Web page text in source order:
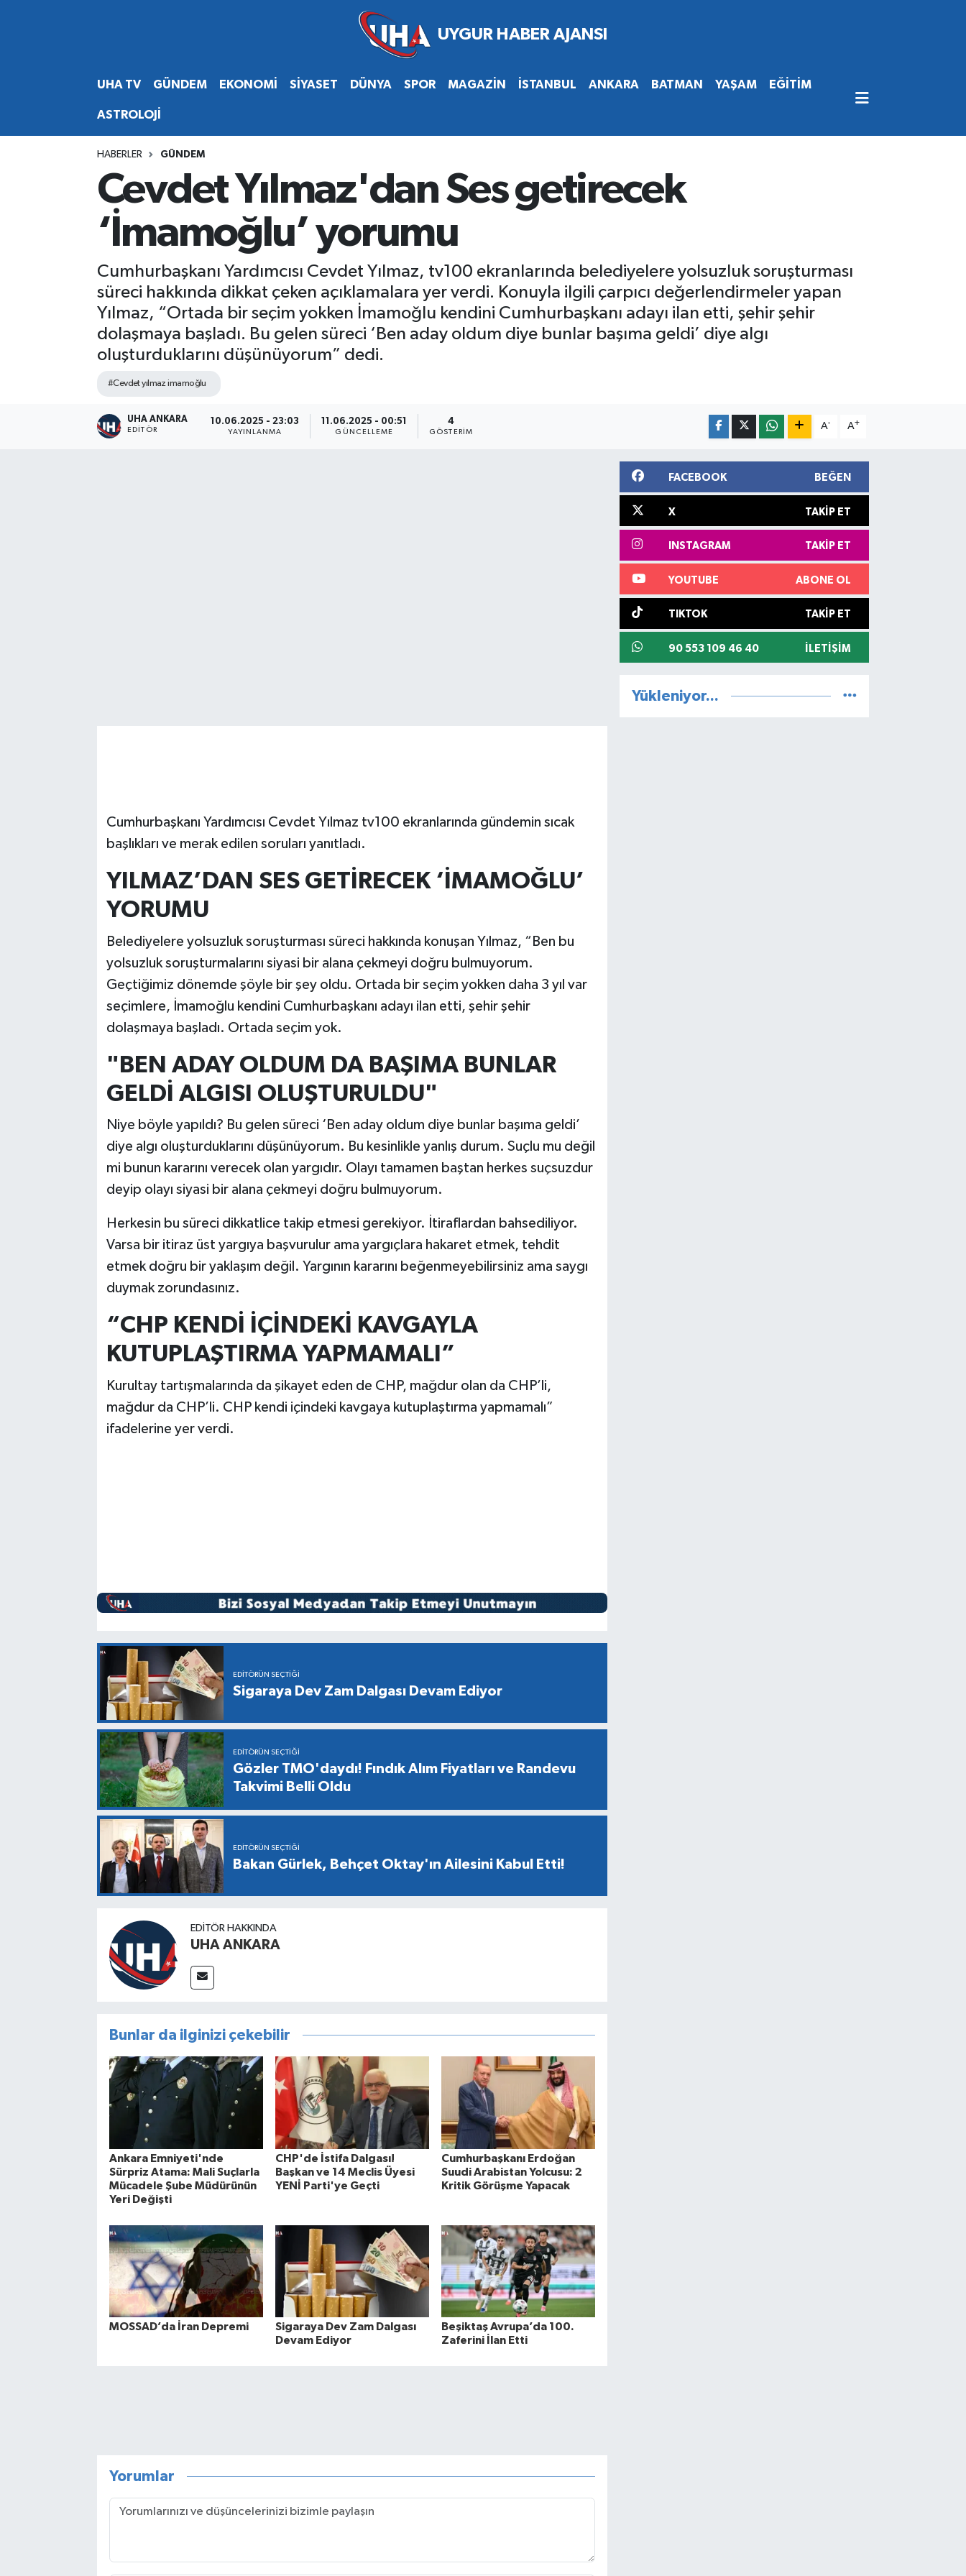
UHA TV GÜNDEM EKONOMİ SİYASET DÜNYA SPOR MAGAZİN İSTANBUL ANKARA BATMAN YAŞAM EĞİTİM
ASTROLOJİ
HABERLER GÜNDEM
Cevdet Yılmaz'dan Ses getirecek
‘İmamoğlu’ yorumu
Cumhurbaşkanı Yardımcısı Cevdet Yılmaz, tv100 ekranlarında belediyelere yolsuzluk soruşturması
süreci hakkında dikkat çeken açıklamalara yer verdi. Konuyla ilgili çarpıcı değerlendirmeler yapan
Yılmaz, “Ortada bir seçim yokken İmamoğlu kendini Cumhurbaşkanı adayı ilan etti, şehir şehir
dolaşmaya başladı. Bu gelen süreci ‘Ben aday oldum diye bunlar başıma geldi’ diye algı
oluşturduklarını düşünüyorum” dedi.
#Cevdet yılmaz imamoğlu
UHA ANKARA
EDITÖR
10.06.2025 - 23:03
YAYINLANMA
11.06.2025 - 00:51
GÜNCELLEME
4
GÖSTERIM
A- A+
Cumhurbaşkanı Yardımcısı Cevdet Yılmaz tv100 ekranlarında gündemin sıcak
başlıkları ve merak edilen soruları yanıtladı.
YILMAZ’DAN SES GETİRECEK ‘İMAMOĞLU’
YORUMU
Belediyelere yolsuzluk soruşturması süreci hakkında konuşan Yılmaz, “Ben bu
yolsuzluk soruşturmalarını siyasi bir alana çekmeyi doğru bulmuyorum.
Geçtiğimiz dönemde şöyle bir şey oldu. Ortada bir seçim yokken daha 3 yıl var
seçimlere, İmamoğlu kendini Cumhurbaşkanı adayı ilan etti, şehir şehir
dolaşmaya başladı. Ortada seçim yok.
"BEN ADAY OLDUM DA BAŞIMA BUNLAR
GELDİ ALGISI OLUŞTURULDU"
Niye böyle yapıldı? Bu gelen süreci ‘Ben aday oldum diye bunlar başıma geldi’
diye algı oluşturduklarını düşünüyorum. Bu kesinlikle yanlış durum. Suçlu mu değil
mi bunun kararını verecek olan yargıdır. Olayı tamamen baştan herkes suçsuzdur
deyip olayı siyasi bir alana çekmeyi doğru bulmuyorum.
Herkesin bu süreci dikkatlice takip etmesi gerekiyor. İtiraflardan bahsediliyor.
Varsa bir itiraz üst yargıya başvurulur ama yargıçlara hakaret etmek, tehdit
etmek doğru bir yaklaşım değil. Yargının kararını beğenmeyebilirsiniz ama saygı
duymak zorundasınız.
“CHP KENDİ İÇİNDEKİ KAVGAYLA
KUTUPLAŞTIRMA YAPMAMALI”
Kurultay tartışmalarında da şikayet eden de CHP, mağdur olan da CHP’li,
mağdur da CHP’li. CHP kendi içindeki kavgaya kutuplaştırma yapmamalı”
ifadelerine yer verdi.
EDITÖRÜN SEÇTIĞI
Sigaraya Dev Zam Dalgası Devam Ediyor
EDITÖRÜN SEÇTIĞI
Gözler TMO'daydı! Fındık Alım Fiyatları ve Randevu
Takvimi Belli Oldu
EDITÖRÜN SEÇTIĞI
Bakan Gürlek, Behçet Oktay'ın Ailesini Kabul Etti!
EDITÖR HAKKINDA
UHA ANKARA
Bunlar da ilginizi çekebilir
Ankara Emniyeti'nde
Sürpriz Atama: Mali Suçlarla
Mücadele Şube Müdürünün
Yeri Değişti
CHP'de İstifa Dalgası!
Başkan ve 14 Meclis Üyesi
YENİ Parti'ye Geçti
Cumhurbaşkanı Erdoğan
Suudi Arabistan Yolcusu: 2
Kritik Görüşme Yapacak
MOSSAD’da İran Depremi
Sigaraya Dev Zam Dalgası
Devam Ediyor
Beşiktaş Avrupa’da 100.
Zaferini İlan Etti
Yorumlar
FACEBOOK BEĞEN
X TAKIP ET
INSTAGRAM TAKIP ET
YOUTUBE ABONE OL
TIKTOK TAKIP ET
90 553 109 46 40 İLETIŞIM
Yükleniyor...
Hava Durumu
Süper Lig Puan Durumu ve Fikstür
Son Dakika Haberleri
Haber Arşivi